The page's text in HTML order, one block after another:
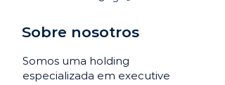
Sobre nosotros
Somos uma holding
especializada em executive